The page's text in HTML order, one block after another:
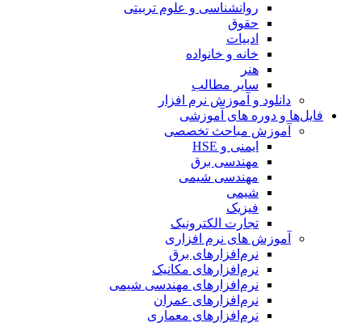
روانشناسی و علوم تربیتی
حقوق
ادبیات
خانه و خانواده
هنر
سایر مطالب
دانلود و آموزش نرم افزار
فایل‌ها و دوره های آموزشی
آموزش مباحث تخصصی
ایمنی و HSE
مهندسی برق
مهندسی شیمی
شیمی
فیزیک
تجارت الکترونیک
آموزش های نرم افزاری
نرم‌افزارهای برق
نرم‌افزارهای مکانیک
نرم‌افزارهای مهندسی شیمی
نرم‌افزارهای عمران
نرم‌افزارهای معماری